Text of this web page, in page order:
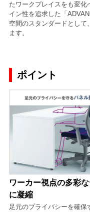
たワークプレイスをも変
イン性を追求した「
空間のスタンダードとして
ます。
ポイント
ワーカー視点の多彩
に凝縮
足元のプライバシーを確保